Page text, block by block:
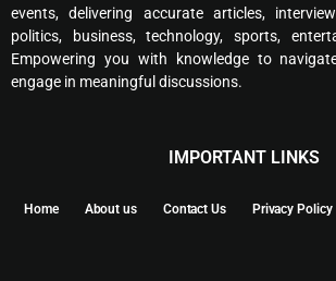
events, delivering accurate articles,
politics, business, technology, sports,
Empowering you with knowledge to
engage in meaningful discussions.
IMPORTANT LINKS
Home About us Contact Us Privacy Policy